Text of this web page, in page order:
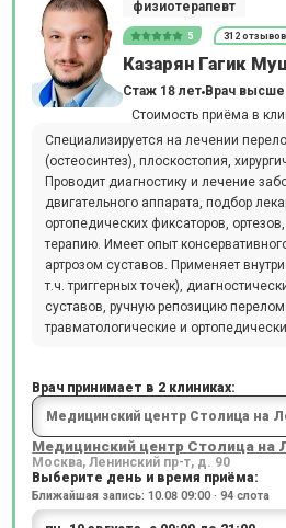
физиотерапевт
5 312 отзывов
Казарян Гагик
Стаж 18 лет Врач
Стоимость приёма в
Специализируется на лечении
(остеосинтез), плоскостопия,
Проводит диагностику и лечение
двигательного аппарата, подбор
ортопедических фиксаторов,
терапию. Имеет опыт
артрозом суставов. Применяет
т.ч. триггерных точек),
суставов, ручную репозицию
травматологические и
Врач принимает в 2 клиниках:
Медицинский центр Столица на
Москва, Ленинский пр-т, д. 90
Выберите день и время приёма:
Ближайшая запись: 10.08 09:00 · 94 слота